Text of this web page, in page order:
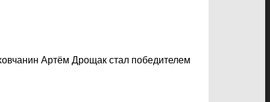
Артём Дрощак стал победителем